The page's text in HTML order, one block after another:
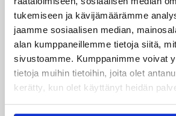
tukemiseen ja kävijämäärämme
jaamme sosiaalisen median,
alan kumppaneillemme tietoja siitä,
sivustoamme. Kumppanimme voivat
tietoja muihin tietoihin, joita olet
kerätty, kun olet käyttänyt heidän